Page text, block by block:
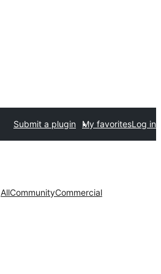
Submit a plugin My favoritesLog in
AllCommunityCommercial